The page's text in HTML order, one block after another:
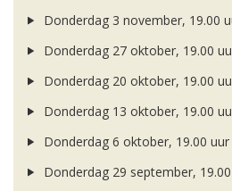
Donderdag 3 november, 19.00
Donderdag 27 oktober, 19.00
Donderdag 20 oktober, 19.00
Donderdag 13 oktober, 19.00
Donderdag 6 oktober, 19.00 uur
Donderdag 29 september,